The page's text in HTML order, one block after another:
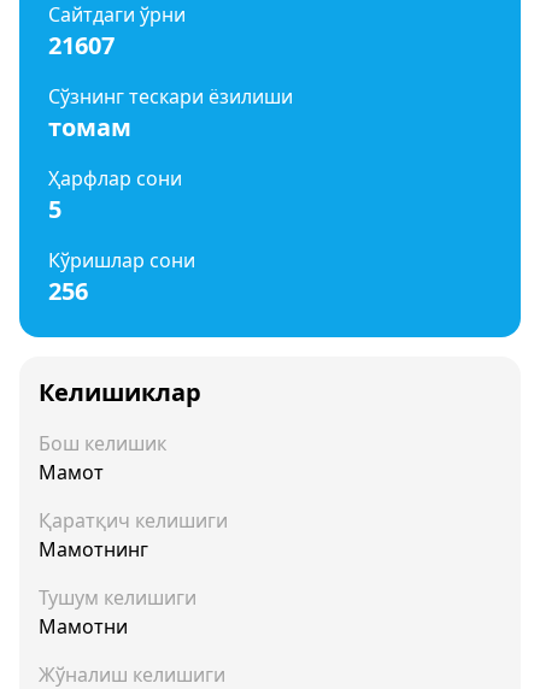
Сайтдаги ўрни
21607
Сўзнинг тескари ёзилиши
томам
Ҳарфлар сони
5
Кўришлар сони
256
Келишиклар
Бош келишик
Мамот
Қаратқич келишиги
Мамотнинг
Тушум келишиги
Мамотни
Жўналиш келишиги